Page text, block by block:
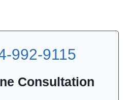
992-9115
Consultation